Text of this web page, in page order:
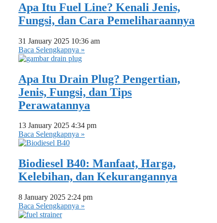
Apa Itu Fuel Line? Kenali Jenis,
Fungsi, dan Cara Pemeliharaannya
31 January 2025 10:36 am
Baca Selengkapnya »
Apa Itu Drain Plug? Pengertian,
Jenis, Fungsi, dan Tips
Perawatannya
13 January 2025 4:34 pm
Baca Selengkapnya »
Biodiesel B40: Manfaat, Harga,
Kelebihan, dan Kekurangannya
8 January 2025 2:24 pm
Baca Selengkapnya »